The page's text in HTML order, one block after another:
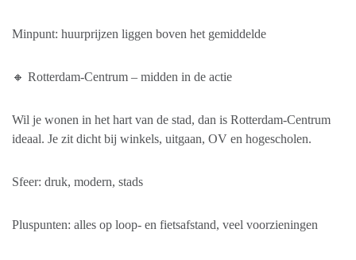
Minpunt: huurprijzen liggen boven het gemiddelde
🔸 Rotterdam-Centrum – midden in de actie
Wil je wonen in het hart van de stad, dan is Rotterdam-Centrum
ideaal. Je zit dicht bij winkels, uitgaan, OV en hogescholen.
Sfeer: druk, modern, stads
Pluspunten: alles op loop- en fietsafstand, veel voorzieningen